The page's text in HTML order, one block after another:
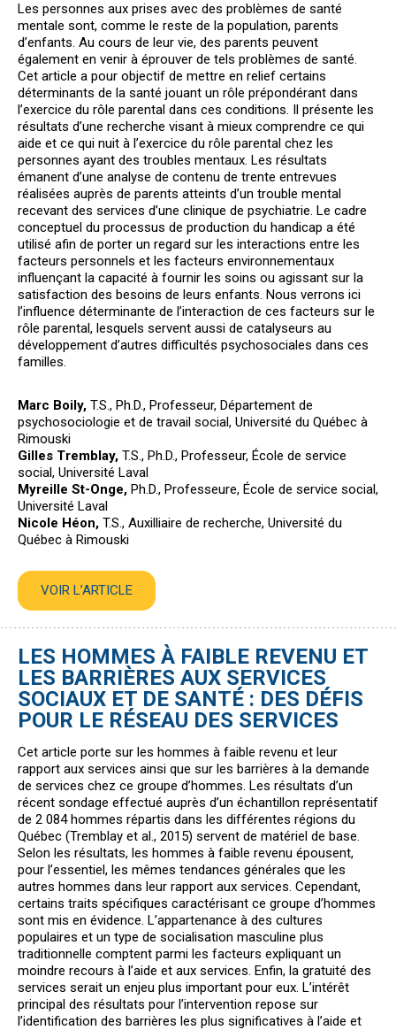
Les personnes aux prises avec des problèmes de santé
mentale sont, comme le reste de la population, parents
d’enfants. Au cours de leur vie, des parents peuvent
également en venir à éprouver de tels problèmes de santé.
Cet article a pour objectif de mettre en relief certains
déterminants de la santé jouant un rôle prépondérant dans
l’exercice du rôle parental dans ces conditions. Il présente les
résultats d’une recherche visant à mieux comprendre ce qui
aide et ce qui nuit à l’exercice du rôle parental chez les
personnes ayant des troubles mentaux. Les résultats
émanent d’une analyse de contenu de trente entrevues
réalisées auprès de parents atteints d’un trouble mental
recevant des services d’une clinique de psychiatrie. Le cadre
conceptuel du processus de production du handicap a été
utilisé afin de porter un regard sur les interactions entre les
facteurs personnels et les facteurs environnementaux
influençant la capacité à fournir les soins ou agissant sur la
satisfaction des besoins de leurs enfants. Nous verrons ici
l’influence déterminante de l’interaction de ces facteurs sur le
rôle parental, lesquels servent aussi de catalyseurs au
développement d’autres difficultés psychosociales dans ces
familles.
Marc Boily, T.S., Ph.D., Professeur, Département de
psychosociologie et de travail social, Université du Québec à
Rimouski
Gilles Tremblay, T.S., Ph.D., Professeur, École de service
social, Université Laval
Myreille St-Onge, Ph.D., Professeure, École de service social,
Université Laval
Nicole Héon, T.S., Auxilliaire de recherche, Université du
Québec à Rimouski
VOIR L’ARTICLE
LES HOMMES À FAIBLE REVENU ET
LES BARRIÈRES AUX SERVICES
SOCIAUX ET DE SANTÉ : DES DÉFIS
POUR LE RÉSEAU DES SERVICES
Cet article porte sur les hommes à faible revenu et leur
rapport aux services ainsi que sur les barrières à la demande
de services chez ce groupe d’hommes. Les résultats d’un
récent sondage effectué auprès d’un échantillon représentatif
de 2 084 hommes répartis dans les différentes régions du
Québec (Tremblay et al., 2015) servent de matériel de base.
Selon les résultats, les hommes à faible revenu épousent,
pour l’essentiel, les mêmes tendances générales que les
autres hommes dans leur rapport aux services. Cependant,
certains traits spécifiques caractérisant ce groupe d’hommes
sont mis en évidence. L’appartenance à des cultures
populaires et un type de socialisation masculine plus
traditionnelle comptent parmi les facteurs expliquant un
moindre recours à l’aide et aux services. Enfin, la gratuité des
services serait un enjeu plus important pour eux. L’intérêt
principal des résultats pour l’intervention repose sur
l’identification des barrières les plus significatives à l’aide et